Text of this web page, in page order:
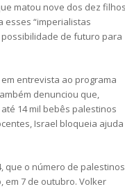
matou nove dos dez filhos
esses “imperialistas
de futuro para
em entrevista ao programa
denunciou que,
14 mil bebês palestinos
Israel bloqueia ajuda
que o número de palestinos
em 7 de outubro. Volker